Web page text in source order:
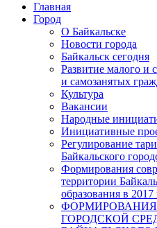
Главная
Город
О Байкальске
Новости города
Байкальск сегодня
Развитие малого и
и самозанятых
Культура
Вакансии
Народные
Инициативные
Регулирование
Байкальского
Формирования
территории
образования в 2017
ГОРОДСКОЙ